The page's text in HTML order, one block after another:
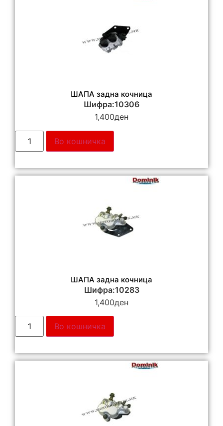
ШАПА задна кочница
Шифра:10306
1,400ден
Во кошничка
ШАПА задна кочница
Шифра:10283
1,400ден
Во кошничка